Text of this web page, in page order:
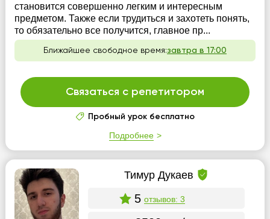
становится совершенно легким и интересным
предметом. Также если трудиться и захотеть понять,
то обязательно все получится, главное пр...
Ближайшее свободное время:завтра в 17:00
Связаться с репетитором
Пробный урок бесплатно
Подробнее
Тимур Дукаев
5 отзывов: 3